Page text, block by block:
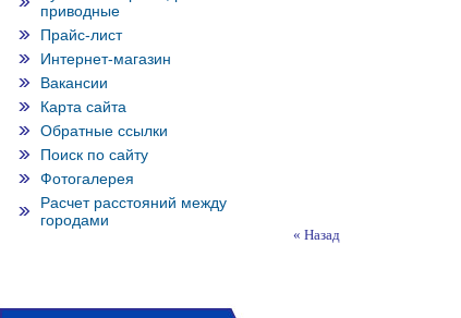
приводные
Прайс-лист
Интернет-магазин
Вакансии
Карта сайта
Обратные ссылки
Поиск по сайту
Фотогалерея
Расчет расстояний между
городами
« Назад